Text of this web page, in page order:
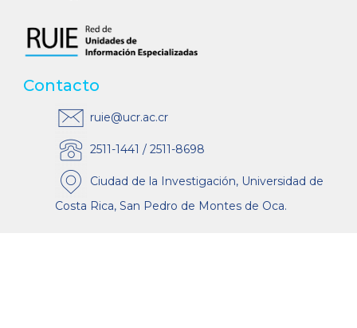
Contacto
ruie@ucr.ac.cr
2511-1441 / 2511-8698
Ciudad de la Investigación, Universidad de
Costa Rica, San Pedro de Montes de Oca.